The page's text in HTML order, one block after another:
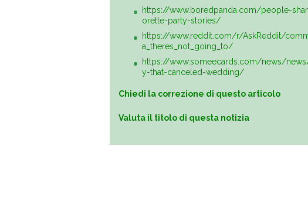
https://www.boredpanda.com/people-
orette-party-stories/
https://www.reddit.com/r/AskReddit/
a_theres_not_going_to/
https://www.someecards.com/news/
y-that-canceled-wedding/
Chiedi la correzione di questo articolo
Valuta il titolo di questa notizia